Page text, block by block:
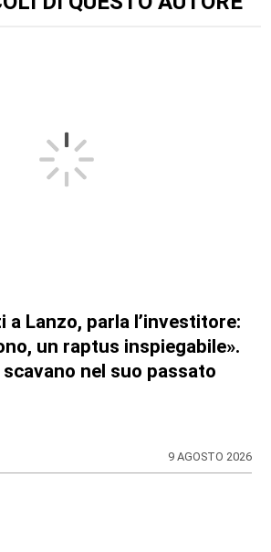
Lanzo, parla l’investitore:
un raptus inspiegabile».
nel suo passato
9 AGOSTO 2026